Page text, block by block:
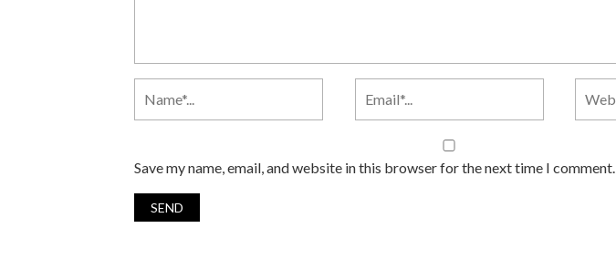
Save my name, email, and website in this browser for the next time I comment.